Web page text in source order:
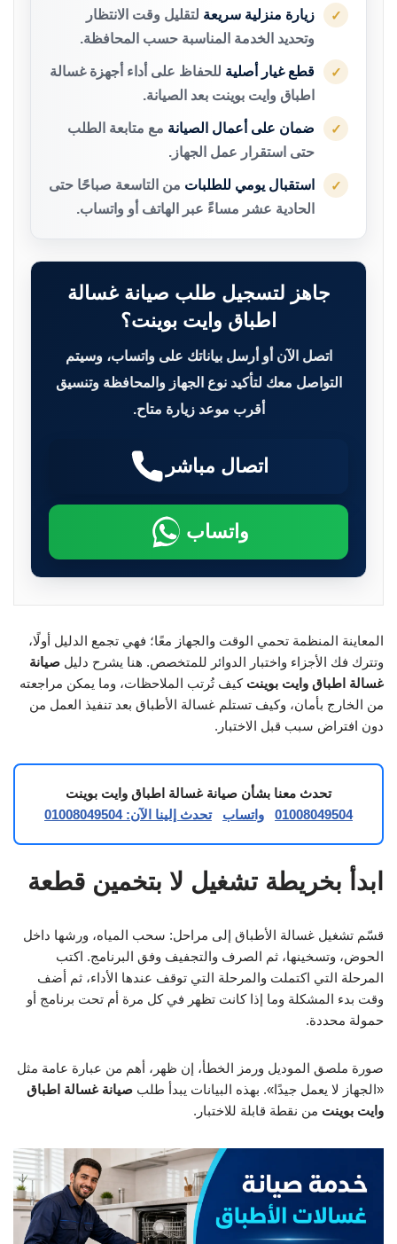
✓ زيارة منزلية سريعة لتقليل وقت الانتظار
وتحديد الخدمة المناسبة حسب المحافظة.
✓ قطع غيار أصلية للحفاظ على أداء أجهزة غسالة
اطباق وايت بوينت بعد الصيانة.
✓ ضمان على أعمال الصيانة مع متابعة الطلب
حتى استقرار عمل الجهاز.
✓ استقبال يومي للطلبات من التاسعة صباحًا حتى
الحادية عشر مساءً عبر الهاتف أو واتساب.
جاهز لتسجيل طلب صيانة غسالة
اطباق وايت بوينت؟
اتصل الآن أو أرسل بياناتك على واتساب، وسيتم
التواصل معك لتأكيد نوع الجهاز والمحافظة وتنسيق
أقرب موعد زيارة متاح.
اتصال مباشر
واتساب
المعاينة المنظمة تحمي الوقت والجهاز معًا؛ فهي تجمع الدليل أولًا،
وتترك فك الأجزاء واختبار الدوائر للمتخصص. هنا يشرح دليل صيانة
غسالة اطباق وايت بوينت كيف تُرتب الملاحظات، وما يمكن مراجعته
من الخارج بأمان، وكيف تستلم غسالة الأطباق بعد تنفيذ العمل من
دون افتراض سبب قبل الاختبار.
تحدث معنا بشأن صيانة غسالة اطباق وايت بوينت
01008049504
واتساب تحدث إلينا الآن: 01008049504
ابدأ بخريطة تشغيل لا بتخمين قطعة
قسّم تشغيل غسالة الأطباق إلى مراحل: سحب المياه، ورشها داخل
الحوض، وتسخينها، ثم الصرف والتجفيف وفق البرنامج. اكتب
المرحلة التي اكتملت والمرحلة التي توقف عندها الأداء، ثم أضف
وقت بدء المشكلة وما إذا كانت تظهر في كل مرة أم تحت برنامج أو
حمولة محددة.
صورة ملصق الموديل ورمز الخطأ، إن ظهر، أهم من عبارة عامة مثل
«الجهاز لا يعمل جيدًا». بهذه البيانات يبدأ طلب صيانة غسالة اطباق
وايت بوينت من نقطة قابلة للاختبار.